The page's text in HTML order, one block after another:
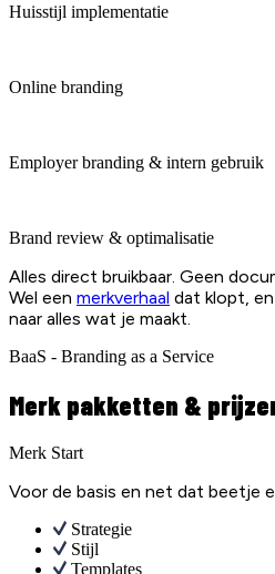
Huisstijl implementatie
Online branding
Employer branding & intern gebruik
Brand review & optimalisatie
Alles direct bruikbaar. Geen
Wel een merkverhaal dat klopt,
naar alles wat je maakt.
BaaS - Branding as a Service
Merk pakketten &
Merk Start
Voor de basis en net dat beetje
Strategie
Stijl
Templates